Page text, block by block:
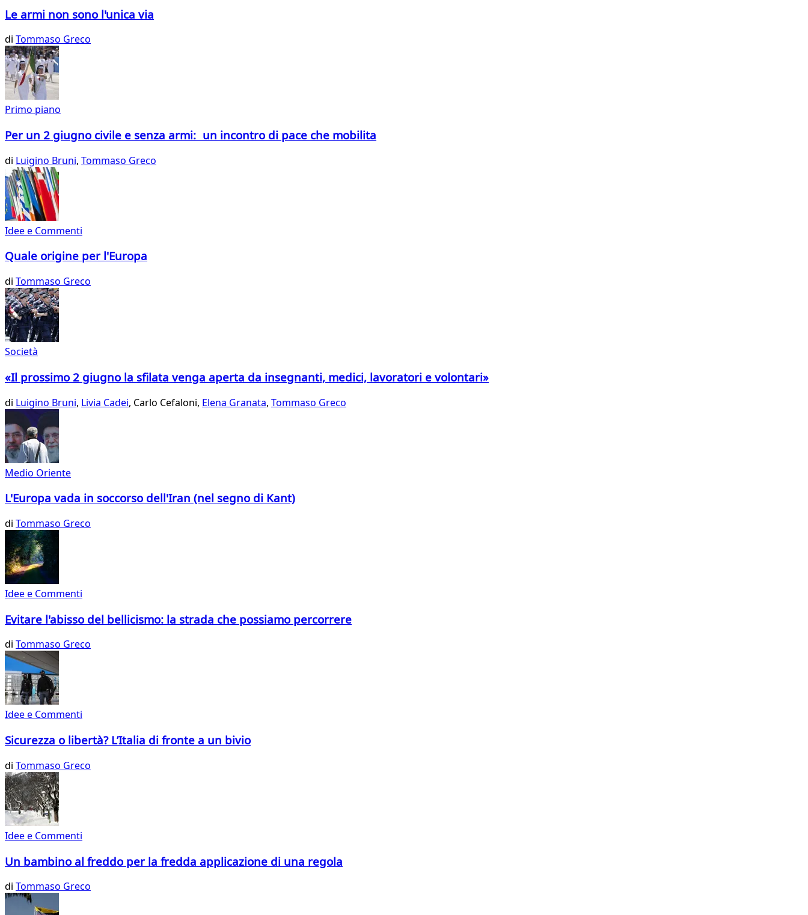
Le armi non sono l'unica via
di Tommaso Greco
Primo piano
Per un 2 giugno civile e senza armi: un incontro di pace che mobilita
di Luigino Bruni, Tommaso Greco
Idee e Commenti
Quale origine per l'Europa
di Tommaso Greco
Società
«Il prossimo 2 giugno la sfilata venga aperta da insegnanti, medici, lavoratori e volontari»
di Luigino Bruni, Livia Cadei, Carlo Cefaloni, Elena Granata, Tommaso Greco
Medio Oriente
L'Europa vada in soccorso dell'Iran (nel segno di Kant)
di Tommaso Greco
Idee e Commenti
Evitare l'abisso del bellicismo: la strada che possiamo percorrere
di Tommaso Greco
Idee e Commenti
Sicurezza o libertà? L’Italia di fronte a un bivio
di Tommaso Greco
Idee e Commenti
Un bambino al freddo per la fredda applicazione di una regola
di Tommaso Greco